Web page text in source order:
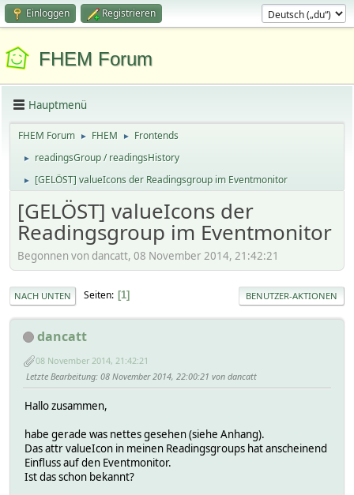
Einloggen Registrieren
FHEM Forum
Hauptmenü
FHEM Forum ► FHEM ► Frontends
► readingsGroup / readingsHistory
► [GELÖST] valueIcons der Readingsgroup im Eventmonitor
[GELÖST] valueIcons der
Readingsgroup im Eventmonitor
Begonnen von dancatt, 08 November 2014, 21:42:21
NACH UNTEN Seiten 1 BENUTZER-AKTIONEN
dancatt
08 November 2014, 21:42:21
Letzte Bearbeitung: 08 November 2014, 22:00:21 von dancatt
Hallo zusammen,
habe gerade was nettes gesehen (siehe Anhang).
Das attr valueIcon in meinen Readingsgroups hat anscheinend
Einfluss auf den Eventmonitor.
Ist das schon bekannt?